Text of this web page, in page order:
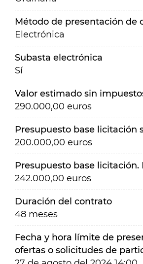
Método de presentación de
Electrónica
Subasta electrónica
Sí
Valor estimado sin
290.000,00 euros
Presupuesto base licitación
200.000,00 euros
Presupuesto base licitación.
242.000,00 euros
Duración del contrato
48 meses
Fecha y hora límite de
ofertas o solicitudes de